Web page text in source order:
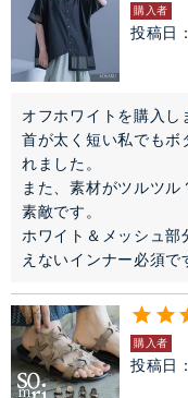
購入者
投稿日
オフホワイトを購入し
首が太く短い私でもボ
れました。
また、素材がツルツ
素敵です。
ホワイト＆メッシュ部
えないインナー必須で
購入者
投稿日